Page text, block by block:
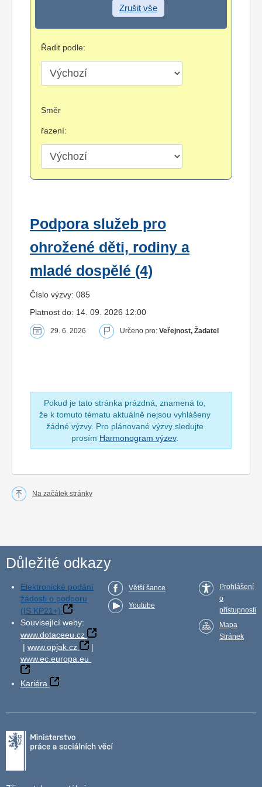
Zrušit vše
Řadit podle:
Směr
řazení:
Podpora služeb pro
ohrožené děti, rodiny a
mladé dospělé (4)
Číslo výzvy: 085
Platnost do: 14. 09. 2026 12:00
29. 6. 2026 Určeno pro: Veřejnost, Žadatel
Pokud je tato stránka prázdná, znamená to,
že k tomuto tématu aktuálně nejsou vyhlášeny
žádné výzvy. Pro plánované výzvy sledujte
prosím Harmonogram výzev.
Na začátek stránky
Důležité odkazy
Elektronické podání
žádosti o podporu
(IS KP21+)
Související weby:
www.dotaceeu.cz
| www.opjak.cz
|
www.ec.europa.eu
Kariéra
Větší šance
Youtube
Prohlášení
o
přístupnosti
Mapa
Stránek